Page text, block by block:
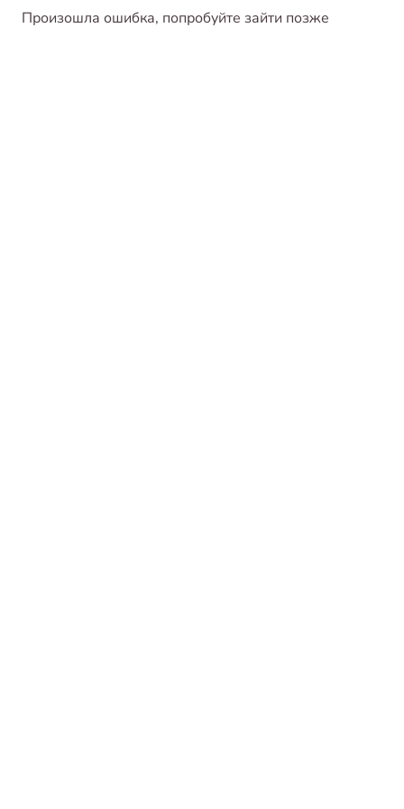
Произошла ошибка, попробуйте зайти позже